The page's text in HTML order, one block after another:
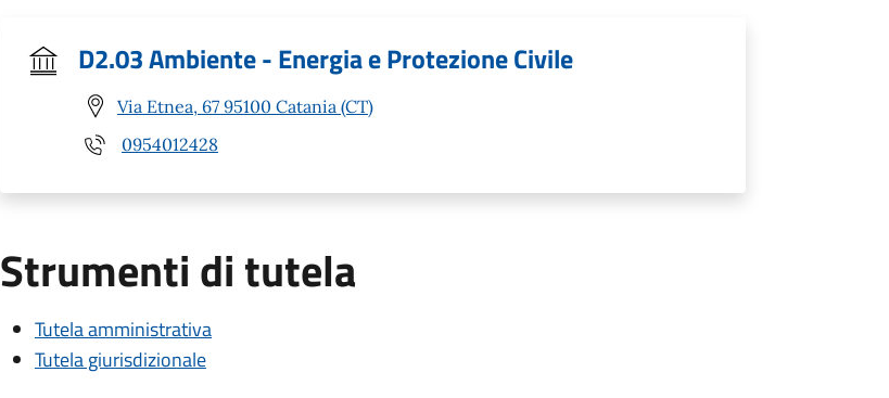
D2.03 Ambiente - Energia e Protezione Civile
Via Etnea, 67 95100 Catania (CT)
0954012428
Strumenti di tutela
Tutela amministrativa
Tutela giurisdizionale